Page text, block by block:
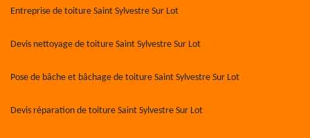
Entreprise de toiture Saint Sylvestre Sur Lot
Devis nettoyage de toiture Saint Sylvestre Sur Lot
Pose de bâche et bâchage de toiture Saint Sylvestre Sur Lot
Devis réparation de toiture Saint Sylvestre Sur Lot